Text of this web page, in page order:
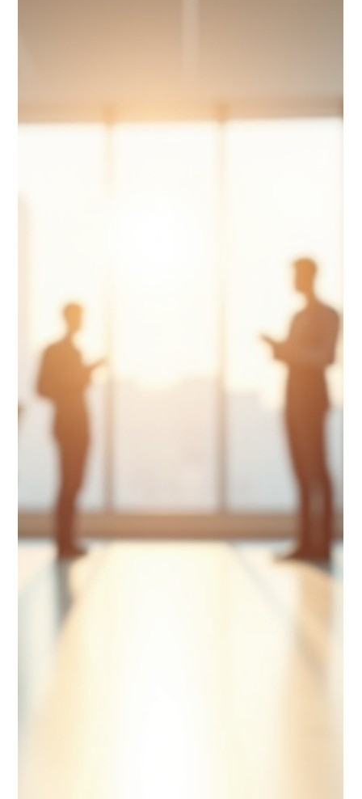
Die Kosten der Businessfotografie
verstehen: Kosten für Businessfotos
richtig analysieren
Professionelle Businessfotografie ist mehr als nur ein schönes
Bild. Sie ist ein strategisches Werkzeug, das Unternehmen hilft,
sich am Markt zu positionieren, Vertrauen aufzubauen und ihre
Botschaft klar zu kommunizieren. Doch was steckt eigentlich
hinter den Preisen für Businessfotos? Wir möchten Ihnen
verstehen, warum professionelle Fotos ihren Preis haben. So
können Sie fundierte Entscheidungen treffen und den be